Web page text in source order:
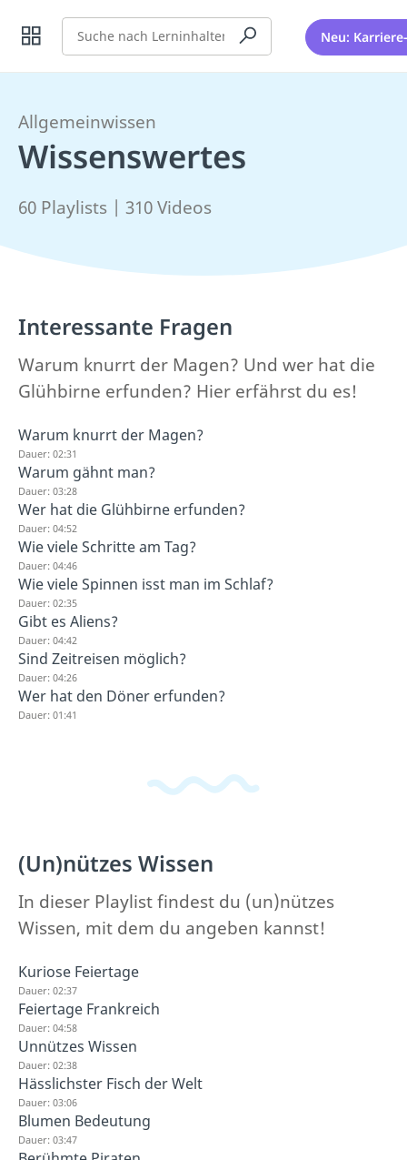
Suche Neu:
Allgemeinwissen
Wissenswertes
60 Playlists | 310 Videos
Interessante Fragen
Warum knurrt der Magen? Und wer hat die
Glühbirne erfunden? Hier erfährst du es!
Warum knurrt der Magen?
Dauer: 02:31
Warum gähnt man?
Dauer: 03:28
Wer hat die Glühbirne erfunden?
Dauer: 04:52
Wie viele Schritte am Tag?
Dauer: 04:46
Wie viele Spinnen isst man im Schlaf?
Dauer: 02:35
Gibt es Aliens?
Dauer: 04:42
Sind Zeitreisen möglich?
Dauer: 04:26
Wer hat den Döner erfunden?
Dauer: 01:41
(Un)nützes Wissen
In dieser Playlist findest du (un)nützes
Wissen, mit dem du angeben kannst!
Kuriose Feiertage
Dauer: 02:37
Feiertage Frankreich
Dauer: 04:58
Unnützes Wissen
Dauer: 02:38
Hässlichster Fisch der Welt
Dauer: 03:06
Blumen Bedeutung
Dauer: 03:47